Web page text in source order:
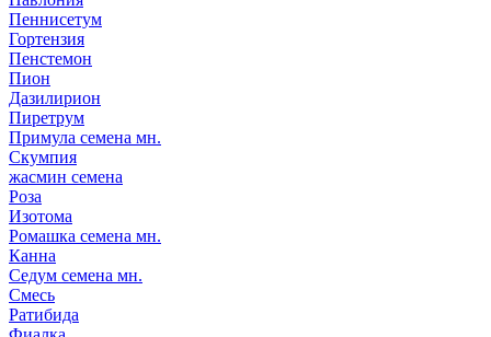
Пеннисетум
Гортензия
Пенстемон
Пион
Дазилирион
Пиретрум
Примула семена мн.
Скумпия
жасмин семена
Роза
Изотома
Ромашка семена мн.
Канна
Седум семена мн.
Смесь
Ратибида